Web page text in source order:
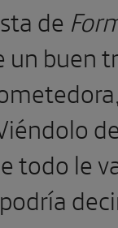
de
buen
todo le